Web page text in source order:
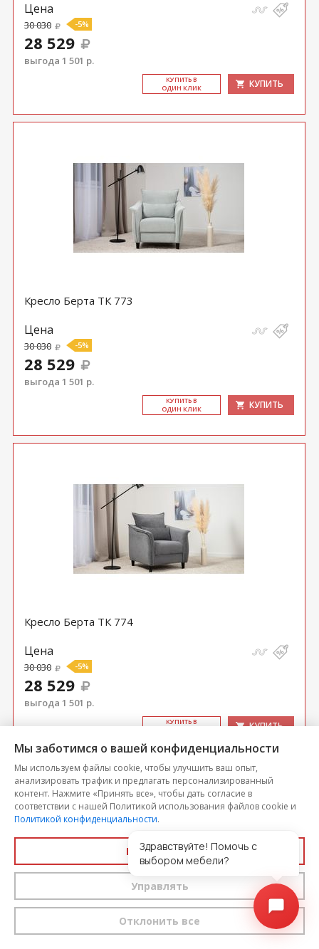
Цена
30 030 -5%
28 529
выгода 1 501 р.
КУ­ПИТЬ В
ОДИН КЛИК
КУПИТЬ
Кресло Берта ТК 773
Цена
30 030 -5%
28 529
выгода 1 501 р.
КУ­ПИТЬ В
ОДИН КЛИК
КУПИТЬ
Кресло Берта ТК 774
Цена
30 030 -5%
28 529
выгода 1 501 р.
КУ­ПИТЬ В
КУПИТЬ
Мы заботимся о вашей конфиденциальности
Мы используем файлы cookie, чтобы улучшить ваш опыт,
анализировать трафик и предлагать персонализированный
контент. Нажмите «Принять все», чтобы дать согласие в
соответствии с нашей Политикой использования файлов cookie и
Политикой конфиденциальности.
Принять все
Управлять
Отклонить все
Здравствуйте! Помочь с
выбором мебели?